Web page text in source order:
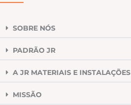
SOBRE NÓS
PADRÃO JR
A JR MATERIAIS E INSTALAÇÕES
MISSÃO